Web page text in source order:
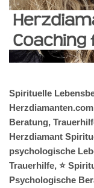
Spirituelle
Beratung,
Herzdiamant
psychologische
Trauerhilfe, ⭐
Psychologische